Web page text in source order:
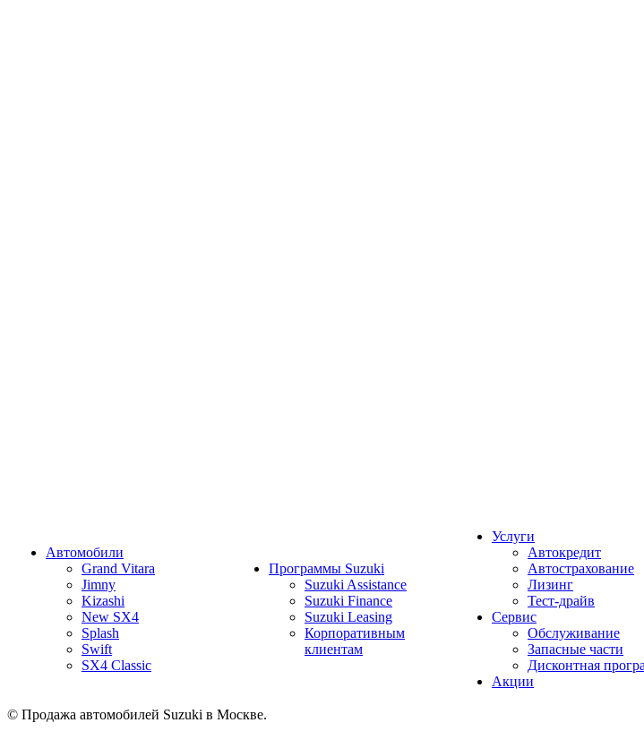
Автомобили
Grand Vitara
Jimny
Kizashi
New SX4
Splash
Swift
SX4 Classic
Программы Suzuki
Suzuki Assistance
Suzuki Finance
Suzuki Leasing
Корпоративным
клиентам
Услуги
Автокредит
Автострахование
Лизинг
Тест-драйв
Сервис
Обслуживание
Запасные части
Дисконтная
Акции
© Продажа автомобилей Suzuki в Москве.